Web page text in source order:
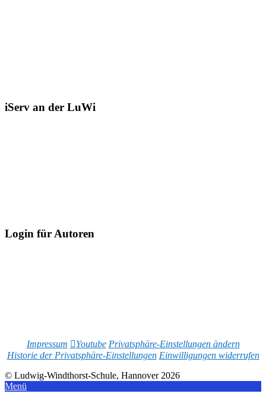
iServ an der LuWi
Login für Autoren
Impressum Youtube Privatsphäre-Einstellungen ändern
Historie der Privatsphäre-Einstellungen Einwilligungen widerrufen
© Ludwig-Windthorst-Schule, Hannover 2026
Menü